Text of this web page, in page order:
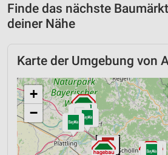
Finde das nächste
deiner Nähe
Karte der Umgebung von
+
−